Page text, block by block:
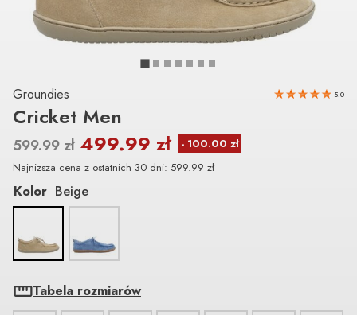
Groundies 5.0
Cricket Men
599.99zł 499.99 zł
Najniższa cena z ostatnich 30 dni: 599.99 zł
Kolor Beige
Tabela rozmiarów